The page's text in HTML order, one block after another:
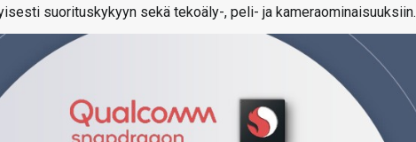
suorituskykyyn sekä tekoäly-, peli- ja kameraominaisuuksiin.